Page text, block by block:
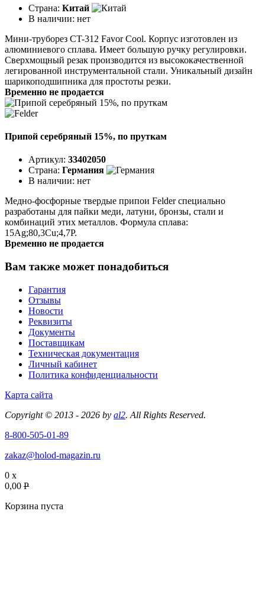
Страна: Китай
В наличии: нет
Мини-труборез CT-312 Favor Cool. Корпус изготовлен из
алюминиевого сплава. Имеет большую ручку регулировки.
Сверхмощный резак производится из высококачественной
легированной инструментальной стали. Уникальный дизайн
шарикоподшипника для простоты резки.
Временно не продается
Припой серебряный 15%, по пруткам
Артикул: 33402050
Страна: Германия
В наличии: нет
Медно-фосфорные твердые припои Felder специально
разработаны для пайки меди, латуни, бронзы, стали и
комбинаций этих металлов. Формула сплава:
15Ag;80,3Cu;4,7P.
Временно не продается
Вам также может понадобиться
Гарантия
Отзывы
Новости
Реквизиты
Документы
Поставщикам
Техническая документация
Личный кабинет
Политика конфиденциальности
Карта сайта
Copyright © 2013 - 2026 by al2. All Rights Reserved.
8-800-505-01-89
zakaz@holod-magazin.ru
0 x
0,00 P
Корзина пуста